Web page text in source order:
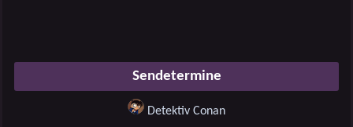
Sendetermine
Detektiv Conan